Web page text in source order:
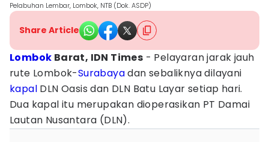
Pelabuhan Lembar, Lombok, NTB (Dok. ASDP)
Share Article
Lombok Barat, IDN Times - Pelayaran jarak jauh
rute Lombok-Surabayadan sebaliknya dilayani
kapal DLN Oasis dan DLN Batu Layar setiap hari.
Dua kapal itu merupakan dioperasikan PT Damai
Lautan Nusantara (DLN).